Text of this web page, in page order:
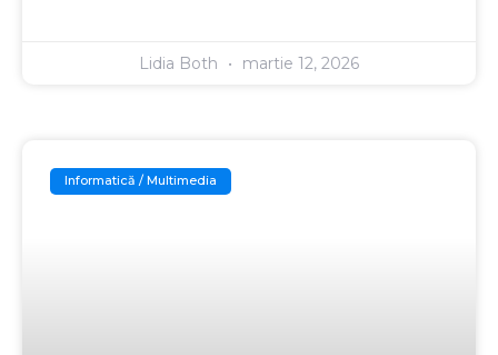
Lidia Both martie 12, 2026
Informatică / Multimedia